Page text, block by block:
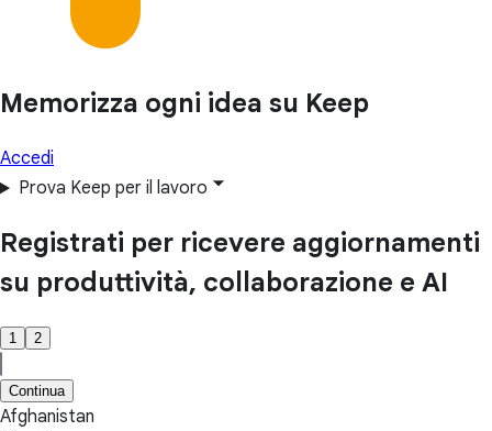
Memorizza ogni idea su Keep
Accedi
Prova Keep per il lavoro
Registrati per ricevere aggiornamenti
su produttività, collaborazione e AI
1 2
Continua
Afghanistan